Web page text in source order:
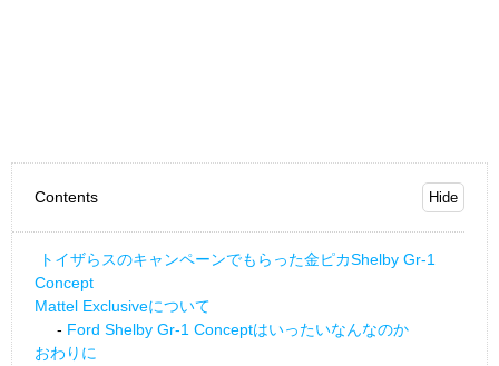
Contents
トイザらスのキャンペーンでもらった金ピカShelby Gr-1
Concept
Mattel Exclusiveについて
Ford Shelby Gr-1 Conceptはいったいなんなのか
おわりに